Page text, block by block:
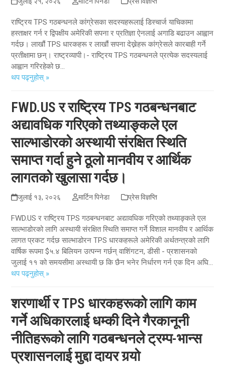
राष्ट्रिय TPS गठबन्धनले कांग्रेसका सदस्यहरूलाई डिस्चार्ज याचिकामा
हस्ताक्षर गर्न र द्विपक्षीय अमेरिकी सपना र प्रतिज्ञा ऐनलाई अगाडि बढाउन आह्वान
गर्दछ। लाखौं TPS धारकहरू र लाखौं सपना देख्नेहरू कांग्रेसले कारबाही गर्ने
प्रतीक्षामा छन्। राष्ट्रव्यापी।- राष्ट्रिय TPS गठबन्धनले प्रत्येक सदस्यलाई
आह्वान गरिरहेको छ...
थप पढ्नुहोस् »
FWD.US र राष्ट्रिय TPS गठबन्धनबाट
अद्यावधिक गरिएको तथ्याङ्कले एल
साल्भाडोरको अस्थायी संरक्षित स्थिति
समाप्त गर्दा हुने ठूलो मानवीय र आर्थिक
लागतको खुलासा गर्दछ।
जुलाई १३, २०२६ मार्टिन पिनेडा प्रेस विज्ञप्ति
FWD.US र राष्ट्रिय TPS गठबन्धनबाट अद्यावधिक गरिएको तथ्याङ्कले एल
साल्भाडोरको लागि अस्थायी संरक्षित स्थिति समाप्त गर्ने विशाल मानवीय र आर्थिक
लागत प्रकट गर्दछ साल्भाडोरन TPS धारकहरूले अमेरिकी अर्थतन्त्रको लागि
वार्षिक रूपमा $५.४ बिलियन उत्पन्न गर्छन् वाशिंगटन, डीसी - प्रशासनको
जुलाई ११ को समयसीमा अस्थायी छ कि छैन भनेर निर्धारण गर्न एक दिन अघि...
थप पढ्नुहोस् »
शरणार्थी र TPS धारकहरूको लागि काम
गर्ने अधिकारलाई धम्की दिने गैरकानूनी
नीतिहरूको लागि गठबन्धनले ट्रम्प-भान्स
प्रशासनलाई मुद्दा दायर गर्‍यो